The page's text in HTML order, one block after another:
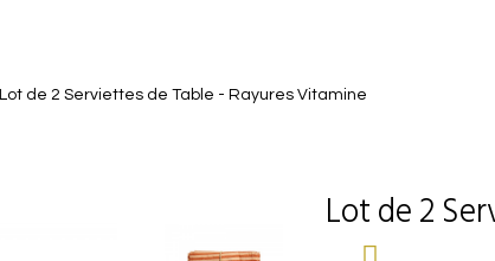
Lot de 2 Serviettes de Table - Rayures Vitamine
Lot de 2